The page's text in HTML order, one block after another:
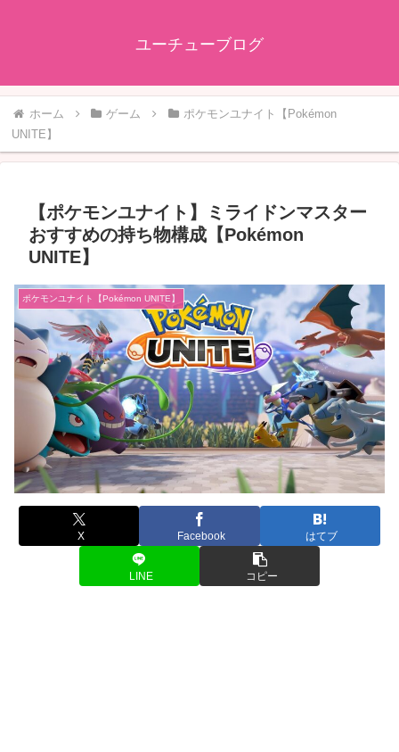
ユーチューブログ
ホーム ゲーム
ポケモンユナイト【Pokémon
UNITE】
【ポケモンユナイト】ミライドンマスター
おすすめの持ち物構成【Pokémon
UNITE】
ポケモンユナイト【Pokémon UNITE】
X Facebook はてブ
LINE コピー